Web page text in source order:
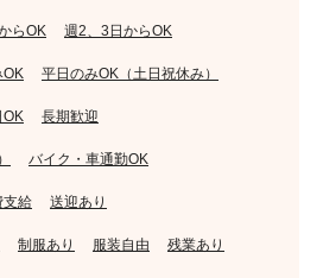
らOK 週2、3日からOK
OK 平日のみOK（土日祝休み）
OK 長期歓迎
バイク・車通勤OK
支給 送迎あり
制服あり 服装自由 残業あり